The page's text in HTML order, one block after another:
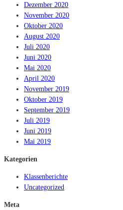
Dezember 2020
November 2020
Oktober 2020
August 2020
Juli 2020
Juni 2020
Mai 2020
April 2020
November 2019
Oktober 2019
September 2019
Juli 2019
Juni 2019
Mai 2019
Kategorien
Klassenberichte
Uncategorized
Meta